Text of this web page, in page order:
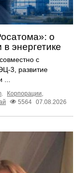
о
энергетике
с
развитие
. Корпорации,
5564 07.08.2026